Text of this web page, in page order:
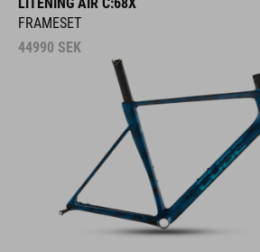
FRAMESET
44990 SEK